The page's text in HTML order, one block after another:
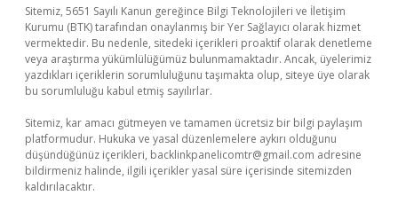
Sitemiz, 5651 Sayılı Kanun gereğince Bilgi Teknolojileri ve İletişim
Kurumu (BTK) tarafından onaylanmış bir Yer Sağlayıcı olarak hizmet
vermektedir. Bu nedenle, sitedeki içerikleri proaktif olarak denetleme
veya araştırma yükümlülüğümüz bulunmamaktadır. Ancak, üyelerimiz
yazdıkları içeriklerin sorumluluğunu taşımakta olup, siteye üye olarak
bu sorumluluğu kabul etmiş sayılırlar.
Sitemiz, kar amacı gütmeyen ve tamamen ücretsiz bir bilgi paylaşım
platformudur. Hukuka ve yasal düzenlemelere aykırı olduğunu
düşündüğünüz içerikleri, backlinkpanelicomtr@gmail.com adresine
bildirmeniz halinde, ilgili içerikler yasal süre içerisinde sitemizden
kaldırılacaktır.